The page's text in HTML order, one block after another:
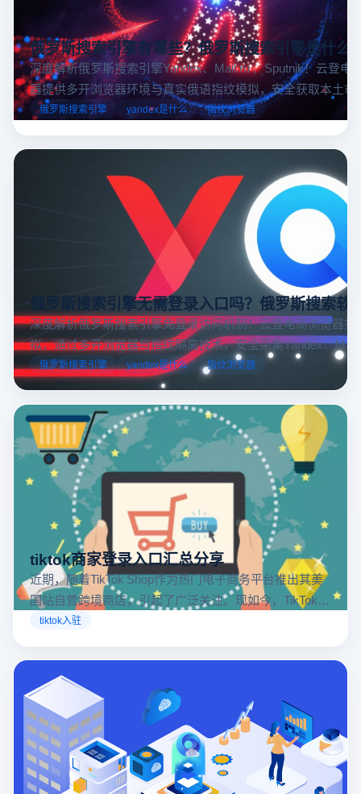
俄罗斯搜索引擎有哪些？俄罗斯搜索引擎是什么
深度解析俄罗斯搜索引擎Yandex、Mail.ru 、Sputnik！云登电
器提供多开浏览器环境与真实俄语指纹模拟，安全获取本土市
据，助力跨境电商精准决策。
俄罗斯搜索引擎 yandex是什么 指纹浏览器
俄罗斯搜索引擎无需登录入口吗？俄罗斯搜索软
深度解析俄罗斯搜索引擎免登录访问机制！云登电商浏览器
拟，通过多开浏览器与指纹隔离技术，安全采集Yandex、
跨境电商本土化运营。
俄罗斯搜索引擎 yandex是什么 指纹浏览器
tiktok商家登录入口汇总分享
近期，随着TikTok Shop作为热门电子商务平台推出其美
国站自营跨境商店，引起了广泛关注。现如今，TikTok商
店已覆盖美国、英国及东南亚地区，因此了解官方网站
tiktok入驻